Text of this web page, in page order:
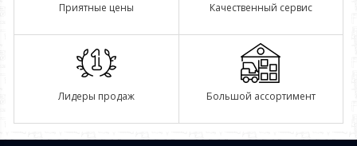
Приятные цены Качественный сервис
Лидеры продаж Большой ассортимент